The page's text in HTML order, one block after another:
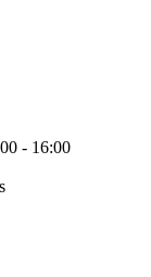
- 16:00